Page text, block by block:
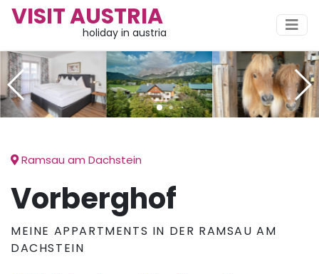
VISIT AUSTRIA
holiday in austria
Ramsau am Dachstein
Vorberghof
MEINE APPARTMENTS IN DER RAMSAU AM
DACHSTEIN